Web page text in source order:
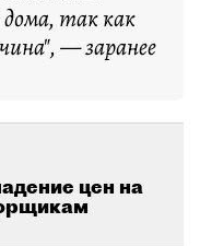
так как
— заранее
цен на